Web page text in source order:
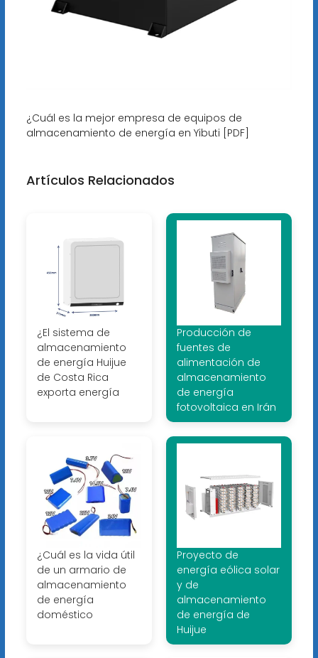
¿Cuál es la mejor empresa de equipos de
almacenamiento de energía en Yibuti [PDF]
Artículos Relacionados
¿El sistema de
almacenamiento
de energía Huijue
de Costa Rica
exporta energía
Producción de
fuentes de
alimentación de
almacenamiento
de energía
fotovoltaica en Irán
¿Cuál es la vida útil
de un armario de
almacenamiento
de energía
doméstico
Proyecto de
energía eólica solar
y de
almacenamiento
de energía de
Huijue